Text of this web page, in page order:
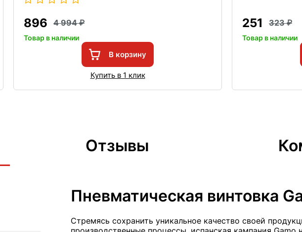
896 4 994
Товар в наличии
В корзину
Купить в 1 клик
251 323
Товар в наличии
Отзывы
Пневматическая винтовка
Стремясь сохранить уникальное качество своей